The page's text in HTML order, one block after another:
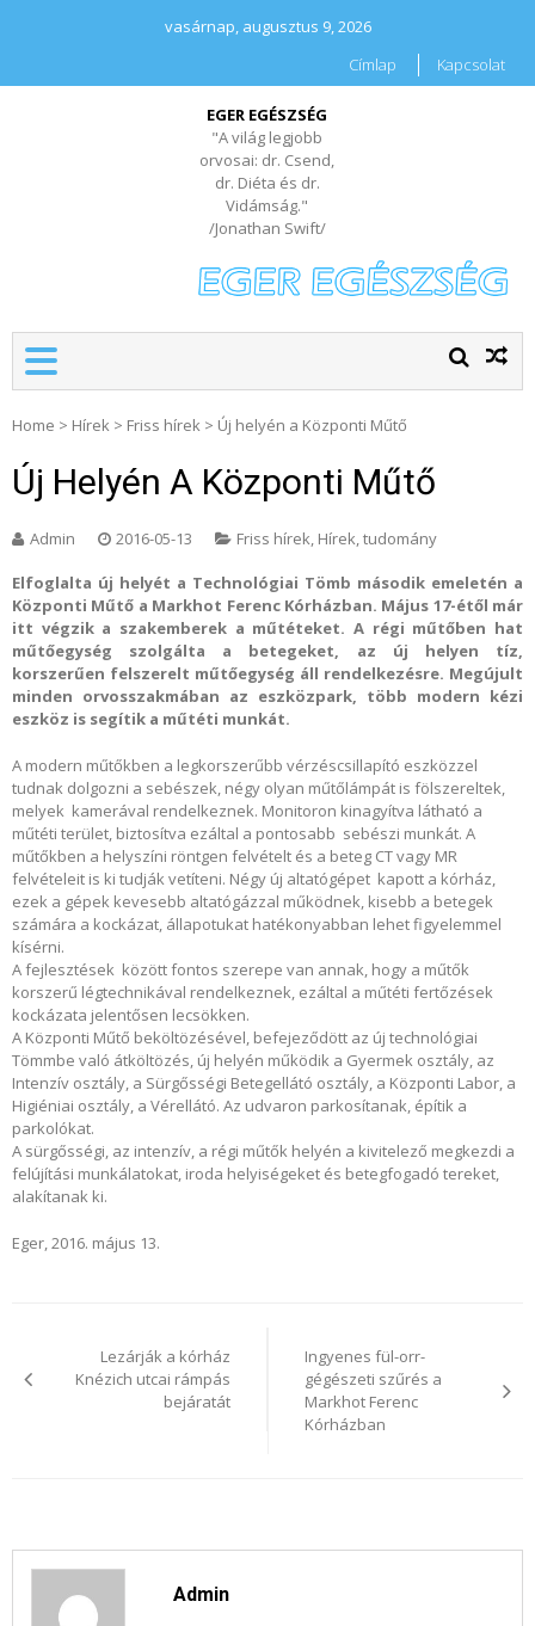
vasárnap, augusztus 9, 2026
Címlap
Kapcsolat
EGER EGÉSZSÉG
"A világ legjobb
orvosai: dr. Csend,
dr. Diéta és dr.
Vidámság."
/Jonathan Swift/
Home > Hírek > Friss hírek > Új helyén a Központi Műtő
Új Helyén A Központi Műtő
Admin 2016-05-13 Friss hírek, Hírek, tudomány
Elfoglalta új helyét a Technológiai Tömb második emeletén a
Központi Műtő a Markhot Ferenc Kórházban. Május 17-étől már
itt végzik a szakemberek a műtéteket. A régi műtőben hat
műtőegység szolgálta a betegeket, az új helyen tíz,
korszerűen felszerelt műtőegység áll rendelkezésre. Megújult
minden orvosszakmában az eszközpark, több modern kézi
eszköz is segítik a műtéti munkát.
A modern műtőkben a legkorszerűbb vérzéscsillapító eszközzel
tudnak dolgozni a sebészek, négy olyan műtőlámpát is fölszereltek,
melyek kamerával rendelkeznek. Monitoron kinagyítva látható a
műtéti terület, biztosítva ezáltal a pontosabb sebészi munkát. A
műtőkben a helyszíni röntgen felvételt és a beteg CT vagy MR
felvételeit is ki tudják vetíteni. Négy új altatógépet kapott a kórház,
ezek a gépek kevesebb altatógázzal működnek, kisebb a betegek
számára a kockázat, állapotukat hatékonyabban lehet figyelemmel
kísérni.
A fejlesztések között fontos szerepe van annak, hogy a műtők
korszerű légtechnikával rendelkeznek, ezáltal a műtéti fertőzések
kockázata jelentősen lecsökken.
A Központi Műtő beköltözésével, befejeződött az új technológiai
Tömmbe való átköltözés, új helyén működik a Gyermek osztály, az
Intenzív osztály, a Sürgősségi Betegellátó osztály, a Központi Labor, a
Higiéniai osztály, a Vérellátó. Az udvaron parkosítanak, építik a
parkolókat.
A sürgősségi, az intenzív, a régi műtők helyén a kivitelező megkezdi a
felújítási munkálatokat, iroda helyiségeket és betegfogadó tereket,
alakítanak ki.
Eger, 2016. május 13.
Lezárják a kórház
Knézich utcai rámpás
bejáratát
Ingyenes fül-orr-
gégészeti szűrés a
Markhot Ferenc
Kórházban
Admin